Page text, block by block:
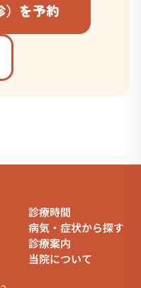
）を予約
診療時間
病気・症状から探す
診療案内
当院について